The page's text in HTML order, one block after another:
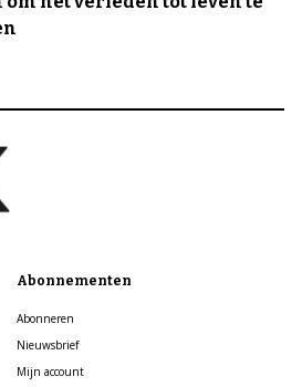
Abonnementen
Abonneren
Nieuwsbrief
Mijn account